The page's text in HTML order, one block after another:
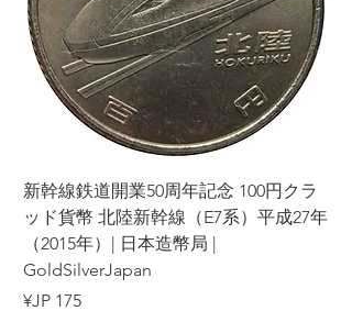
新幹線鉄道開業50周年記念 100円クラ
ッド貨幣 北陸新幹線（E7系）平成27年
（2015年）| 日本造幣局 |
GoldSilverJapan
السعر